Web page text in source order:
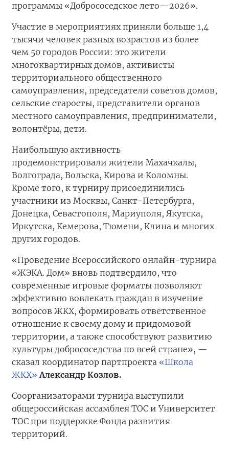
программы «Добрососедское лето—2026».
Участие в мероприятиях приняли больше 1,4
тысячи человек разных возрастов из более
чем 50 городов России: это жители
многоквартирных домов, активисты
территориального общественного
самоуправления, председатели советов домов,
сельские старосты, представители органов
местного самоуправления, предприниматели,
волонтёры, дети.
Наибольшую активность
продемонстрировали жители Махачкалы,
Волгограда, Вольска, Кирова и Коломны.
Кроме того, к турниру присоединились
участники из Москвы, Санкт-Петербурга,
Донецка, Севастополя, Мариуполя, Якутска,
Иркутска, Кемерова, Тюмени, Клина и многих
других городов.
«Проведение Всероссийского онлайн-турнира
«ЖЭКА. Дом» вновь подтвердило, что
современные игровые форматы позволяют
эффективно вовлекать граждан в изучение
вопросов ЖКХ, формировать ответственное
отношение к своему дому и придомовой
территории, а также способствуют развитию
культуры добрососедства по всей стране», —
сказал координатор партпроекта «Школа
ЖКХ» Александр Козлов.
Соорганизаторами турнира выступили
общероссийская ассамблея ТОС и Университет
ТОС при поддержке Фонда развития
территорий.